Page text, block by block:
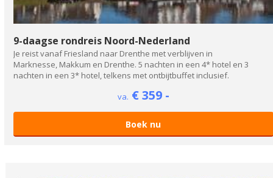
9-daagse rondreis Noord-Nederland
Je reist vanaf Friesland naar Drenthe met verblijven in
Marknesse, Makkum en Drenthe. 5 nachten in een 4* hotel en 3
nachten in een 3* hotel, telkens met ontbijtbuffet inclusief.
va. € 359 -
Boek nu